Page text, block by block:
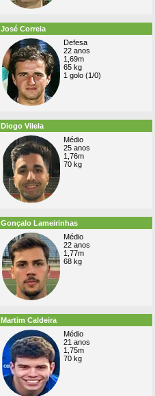
José Correia
Defesa
22 anos
1,69m
65 kg
1 golo (1/0)
Diogo Vilela
Médio
25 anos
1,76m
70 kg
Gonçalo Lameirinhas
Médio
22 anos
1,77m
68 kg
Martim Caldeira
Médio
21 anos
1,75m
70 kg